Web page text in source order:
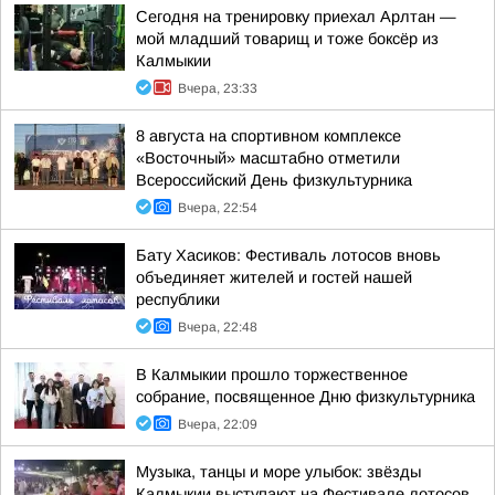
Сегодня на тренировку приехал Арлтан —
мой младший товарищ и тоже боксёр из
Калмыкии
Вчера, 23:33
8 августа на спортивном комплексе
«Восточный» масштабно отметили
Всероссийский День физкультурника
Вчера, 22:54
Бату Хасиков: Фестиваль лотосов вновь
объединяет жителей и гостей нашей
республики
Вчера, 22:48
В Калмыкии прошло торжественное
собрание, посвященное Дню физкультурника
Вчера, 22:09
Музыка, танцы и море улыбок: звёзды